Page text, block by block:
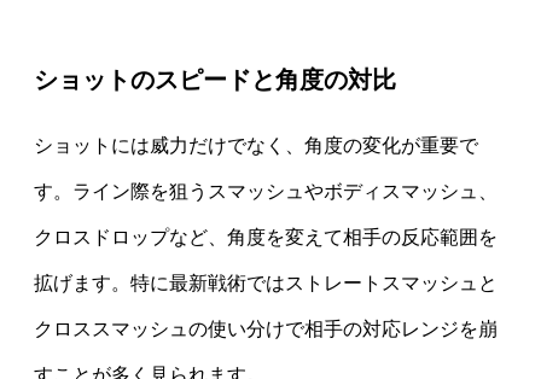
ショットのスピードと角度の対比
ショットには威力だけでなく、角度の変化が重要で
す。ライン際を狙うスマッシュやボディスマッシュ、
クロスドロップなど、角度を変えて相手の反応範囲を
拡げます。特に最新戦術ではストレートスマッシュと
クロススマッシュの使い分けで相手の対応レンジを崩
すことが多く見られます。